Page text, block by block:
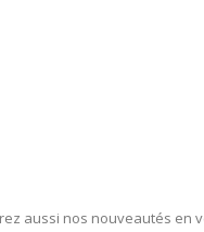
aussi nos nouveautés en